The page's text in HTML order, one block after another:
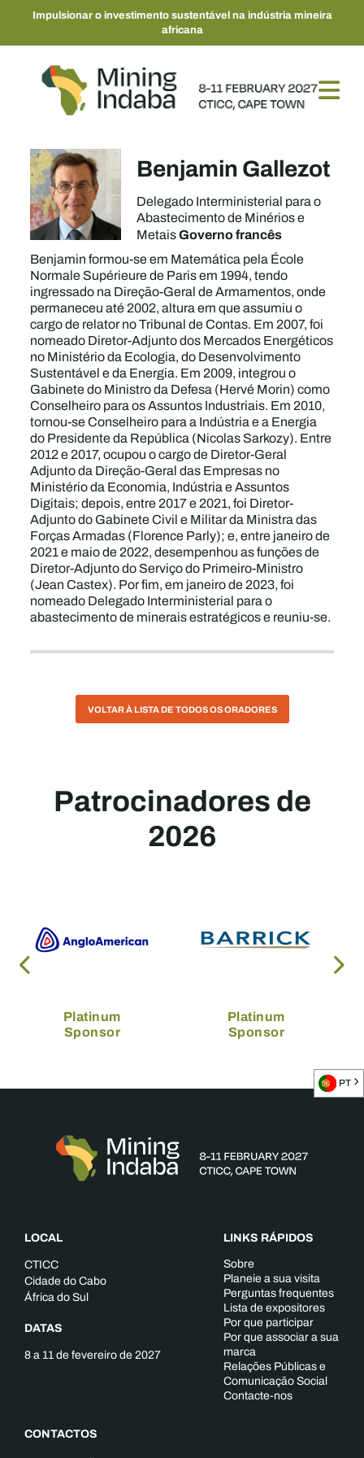
Impulsionar o investimento sustentável na indústria mineira
africana
Benjamin Gallezot
Delegado Interministerial para o
Abastecimento de Minérios e
MetaisGoverno francês
Benjamin formou-se em Matemática pela École
Normale Supérieure de Paris em 1994, tendo
ingressado na Direção-Geral de Armamentos, onde
permaneceu até 2002, altura em que assumiu o
cargo de relator no Tribunal de Contas. Em 2007, foi
nomeado Diretor-Adjunto dos Mercados Energéticos
no Ministério da Ecologia, do Desenvolvimento
Sustentável e da Energia. Em 2009, integrou o
Gabinete do Ministro da Defesa (Hervé Morin) como
Conselheiro para os Assuntos Industriais. Em 2010,
tornou-se Conselheiro para a Indústria e a Energia
do Presidente da República (Nicolas Sarkozy). Entre
2012 e 2017, ocupou o cargo de Diretor-Geral
Adjunto da Direção-Geral das Empresas no
Ministério da Economia, Indústria e Assuntos
Digitais; depois, entre 2017 e 2021, foi Diretor-
Adjunto do Gabinete Civil e Militar da Ministra das
Forças Armadas (Florence Parly); e, entre janeiro de
2021 e maio de 2022, desempenhou as funções de
Diretor-Adjunto do Serviço do Primeiro-Ministro
(Jean Castex). Por fim, em janeiro de 2023, foi
nomeado Delegado Interministerial para o
abastecimento de minerais estratégicos e reuniu-se.
VOLTAR À LISTA DE TODOS OS ORADORES
Patrocinadores de
2026
Platinum
Sponsor
Platinum
Sponsor
LOCAL
CTICC
Cidade do Cabo
África do Sul
DATAS
8 a 11 de fevereiro de 2027
CONTACTOS
LINKS RÁPIDOS
Sobre
Planeie a sua visita
Perguntas frequentes
Lista de expositores
Por que participar
Por que associar a sua
marca
Relações Públicas e
Comunicação Social
Contacte-nos
PT